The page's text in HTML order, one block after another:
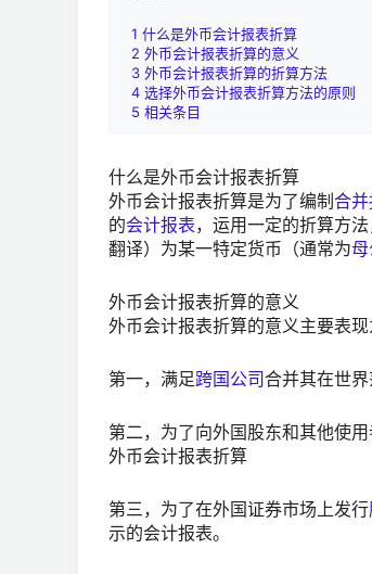
1 什么是外币会计报表折算
2 外币会计报表折算的意义
3 外币会计报表折算的折算方法
4 选择外币会计报表折算方法的原则
5 相关条目
什么是外币会计报表折算
外币会计报表折算是为了编制合
的会计报表，运用一定的折算方
翻译）为某一特定货币（通常为
外币会计报表折算的意义
外币会计报表折算的意义主要表现
第一，满足跨国公司合并其在世
第二，为了向外国股东和其他使
外币会计报表折算
第三，为了在外国证券市场上发行
示的会计报表。